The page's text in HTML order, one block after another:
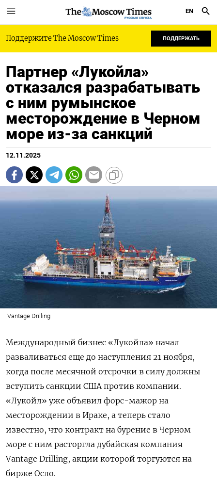
РУССКАЯ СЛУЖБА
EN
Поддержите The Moscow Times ПОДДЕРЖАТЬ
Партнер «Лукойла»
отказался разрабатывать
с ним румынское
месторождение в Черном
море из-за санкций
12.11.2025
Vantage Drilling
Международный бизнес «Лукойла» начал
разваливаться еще до наступления 21 ноября,
когда после месячной отсрочки в силу должны
вступить санкции США против компании.
«Лукойл» уже объявил форс-мажор на
месторождении в Ираке, а теперь стало
известно, что контракт на бурение в Черном
море с ним расторгла дубайская компания
Vantage Drilling, акции которой торгуются на
бирже Осло.